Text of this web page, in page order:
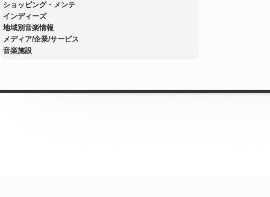
ショッピング・メンテ
インディーズ
地域別音楽情報
メディア/企業/サービス
音楽施設